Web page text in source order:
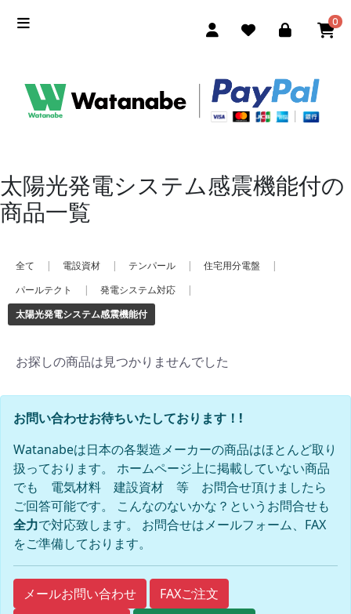
0
太陽光発電システム感震機能付の
商品一覧
全て | 電設資材 | テンパール | 住宅用分電盤
|
パールテクト
| 発電システム対応
|
太陽光発電システム感震機能付
お探しの商品は見つかりませんでした
お問い合わせお待ちいたしております！!
Watanabeは日本の各製造メーカーの商品はほとんど取り
扱っております。 ホームページ上に掲載していない商品
でも 電気材料 建設資材 等 お問合せ頂けましたら
ご回答可能です。 こんなのないかな？というお問合せも
全力で対応致します。 お問合せはメールフォーム、FAX
をご準備しております。
メールお問い合わせ
FAXご注文